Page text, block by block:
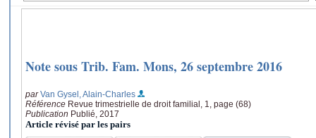
Note sous Trib. Fam. Mons, 26 septembre 2016
parVan Gysel, Alain-Charles
Référence Revue trimestrielle de droit familial, 1, page (68)
Publication Publié, 2017
Article révisé par les pairs